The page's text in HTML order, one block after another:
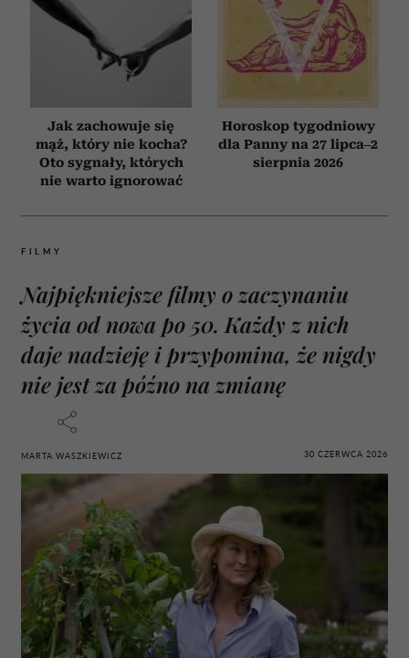
Jak zachowuje się
mąż, który nie kocha?
Oto sygnały, których
nie warto ignorować
Horoskop tygodniowy
dla Panny na 27 lipca–2
sierpnia 2026
FILMY
Najpiękniejsze filmy o zaczynaniu
życia od nowa po 50. Każdy z nich
daje nadzieję i przypomina, że nigdy
nie jest za późno na zmianę
MARTA WASZKIEWICZ 30 CZERWCA 2026